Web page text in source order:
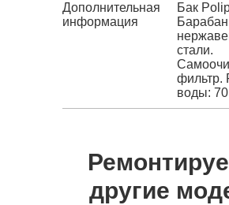
Дополнительная
информация
Бак
стали.
фильтр.
воды:
другие